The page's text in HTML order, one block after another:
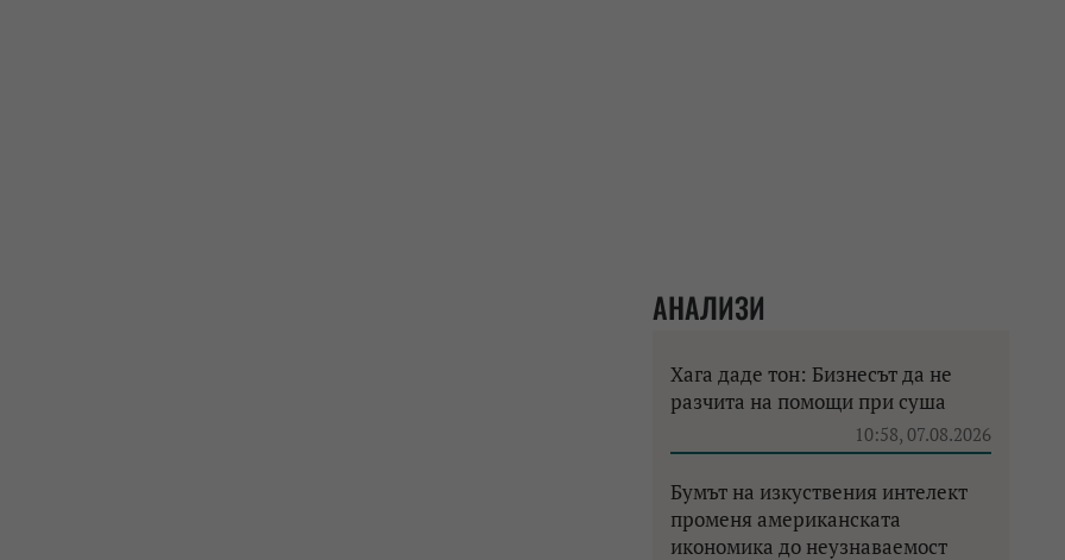
АНАЛИЗИ
Хага даде тон: Бизнесът да не
разчита на помощи при суша
10:58, 07.08.2026
Бумът на изкуствения интелект
променя американската
икономика до неузнаваемост